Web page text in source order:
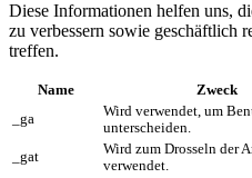
Diese Informationen helfen uns,
zu verbessern sowie geschäftlich
treffen.
Name Zweck
_ga
Wird verwendet, um
unterscheiden.
_gat
Wird zum Drosseln der
verwendet.